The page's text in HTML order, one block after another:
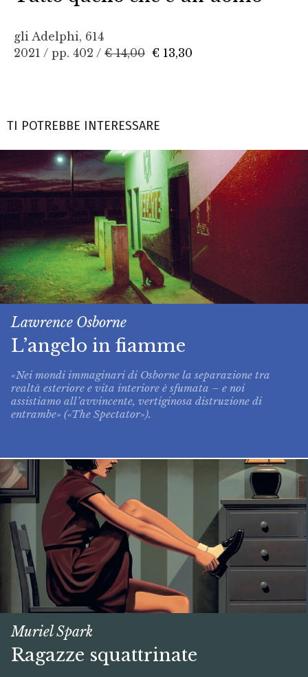
gli Adelphi, 614
2021 / pp. 402 / € 14,00 € 13,30
TI POTREBBE INTERESSARE
Lawrence Osborne
L’angelo in fiamme
«Nei mondi immaginari di Osborne la separazione tra
realtà esteriore e vita interiore è sfumata – e noi
assistiamo all’avvincente, vertiginosa distruzione di
entrambe» («The Spectator»).
Muriel Spark
Ragazze squattrinate